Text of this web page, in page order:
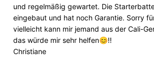
und regelmäßig gewartet. Die
eingebaut und hat noch Garantie. Sorry
vielleicht kann mir jemand aus der Cali-
das würde mir sehr helfen😊!!
Christiane